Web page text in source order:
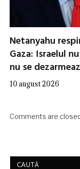
Netanyahu
Gaza: Israelul
nu se
10 august 2026
Comments are
CAUTĂ